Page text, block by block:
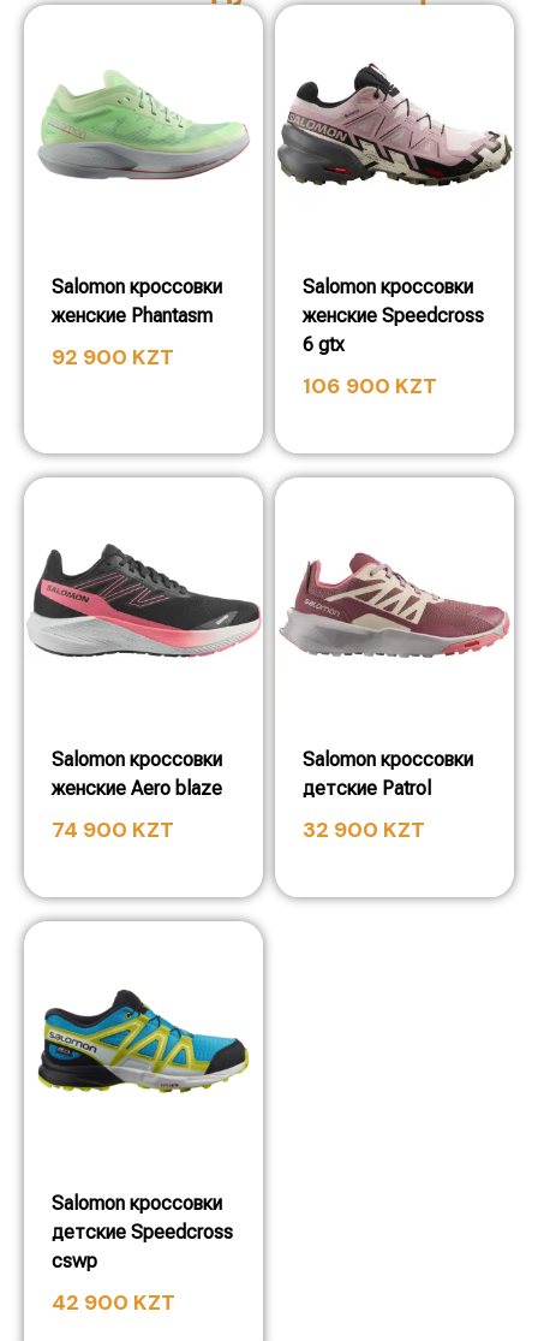
Salomon кроссовки
женские Phantasm
92 900 KZT
Salomon кроссовки
женские Speedcross
6 gtx
106 900 KZT
Salomon кроссовки
женские Aero blaze
74 900 KZT
Salomon кроссовки
детские Patrol
32 900 KZT
Salomon кроссовки
детские Speedcross
cswp
42 900 KZT